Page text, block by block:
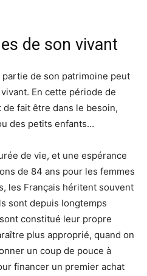
de son vivant
partie de son patrimoine peut
En cette période de
fait être dans le besoin,
des petits enfants…
de vie, et une espérance
de 84 ans pour les femmes
les Français héritent souvent
sont depuis longtemps
constitué leur propre
plus approprié, quand on
un coup de pouce à
financer un premier achat